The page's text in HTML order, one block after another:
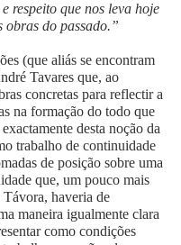
respeito que nos leva hoje
obras do passado.”
(que aliás se encontram
Tavares que, ao
concretas para reflectir a
na formação do todo que
desta noção da
trabalho de continuidade
de posição sobre uma
que, um pouco mais
haveria de
maneira igualmente clara
como condições